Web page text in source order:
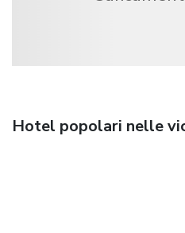
Hotel popolari nelle